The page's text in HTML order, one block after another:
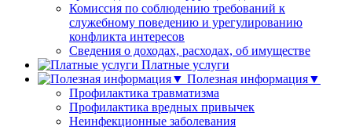
Комиссия по соблюдению требований к
служебному поведению и урегулированию
конфликта интересов
Сведения о доходах, расходах, об имуществе
Платные услуги
Полезная информация▼
Профилактика травматизма
Профилактика вредных привычек
Неинфекционные заболевания